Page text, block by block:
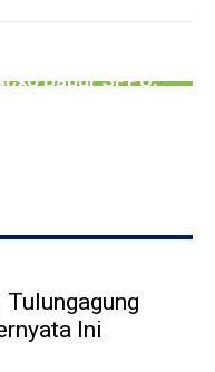
96 Dapur SPPG,
di Depan Stasiun
Tulungagung
Ini